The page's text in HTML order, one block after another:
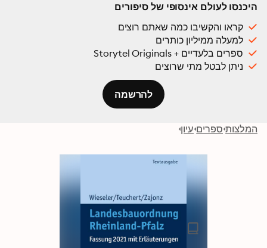
היכנסו לעולם אינסופי של סיפורים
קראו והקשיבו כמה שאתם רוצים
למעלה ממיליון כותרים
ספרים בלעדיים + Storytel Originals
ניתן לבטל מתי שרוצים
להרשמה
המלצות ספרים עיון